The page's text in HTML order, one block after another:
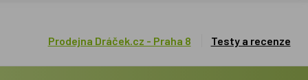
Prodejna Dráček.cz - Praha 8 Testy a recenze